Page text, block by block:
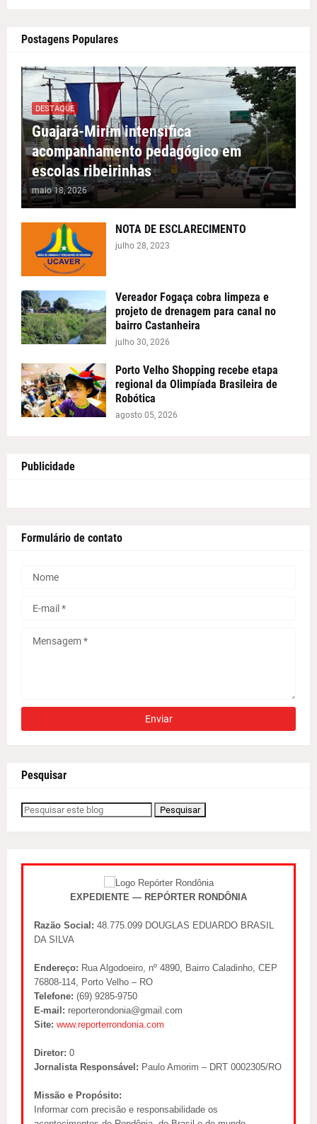
Postagens Populares
DESTAQUE
Guajará-Mirim intensifica
acompanhamento pedagógico em
escolas ribeirinhas
maio 18, 2026
NOTA DE ESCLARECIMENTO
julho 28, 2023
Vereador Fogaça cobra limpeza e
projeto de drenagem para canal no
bairro Castanheira
julho 30, 2026
Porto Velho Shopping recebe etapa
regional da Olimpíada Brasileira de
Robótica
agosto 05, 2026
Publicidade
Formulário de contato
Pesquisar
EXPEDIENTE — REPÓRTER RONDÔNIA
Razão Social: 48.775.099 DOUGLAS EDUARDO BRASIL
DA SILVA
Endereço: Rua Algodoeiro, nº 4890, Bairro Caladinho, CEP
76808-114, Porto Velho – RO
Telefone: (69) 9285-9750
E-mail: reporterondonia@gmail.com
Site: www.reporterrondonia.com
Diretor: 0
Jornalista Responsável: Paulo Amorim – DRT 0002305/RO
Missão e Propósito:
Informar com precisão e responsabilidade os